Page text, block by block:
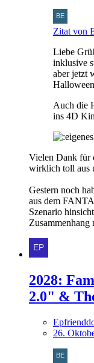
Zitat von
Liebe
inklusive
aber jetzt
Auch die
ins 4D
Vielen Dank für
wirklich toll aus
Gestern noch
aus dem
Szenario
2028:
2.0" &
26.